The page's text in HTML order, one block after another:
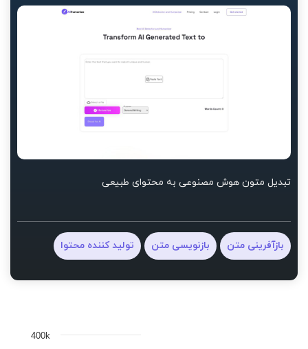
تبدیل متون هوش مصنوعی به محتوای طبیعی
بازآفرینی متن بازنویسی متن تولید کننده محتوا
400k